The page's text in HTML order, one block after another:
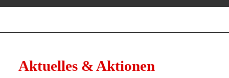
Aktuelles & Aktionen